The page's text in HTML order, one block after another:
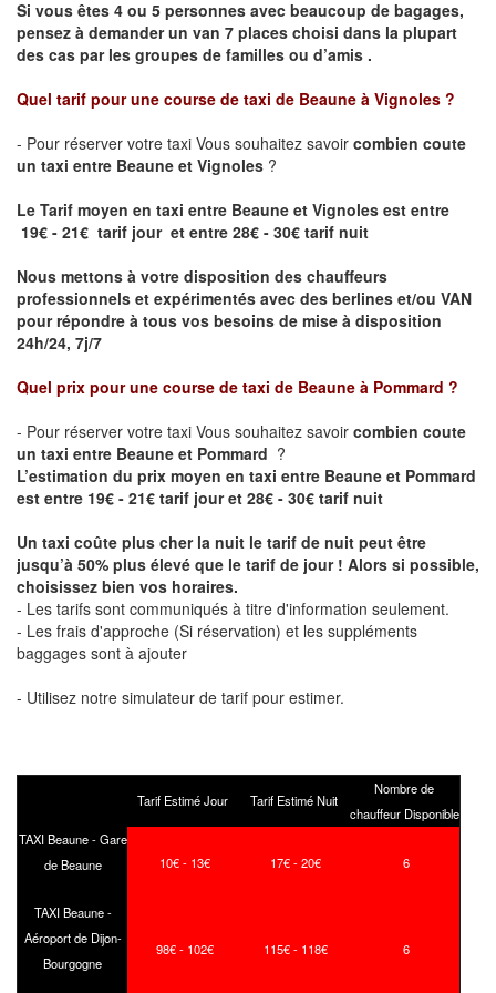
Si vous êtes 4 ou 5 personnes avec beaucoup de bagages,
pensez à demander un van 7 places choisi dans la plupart
des cas par les groupes de familles ou d’amis .
Quel tarif pour une course de taxi de Beaune à Vignoles ?
- Pour réserver votre taxi Vous souhaitez savoir combien coute
un taxi entre Beaune et Vignoles ?
Le Tarif moyen en taxi entre Beaune et Vignoles est entre
19€ - 21€ tarif jour et entre 28€ - 30€ tarif nuit
Nous mettons à votre disposition des chauffeurs
professionnels et expérimentés avec des berlines et/ou VAN
pour répondre à tous vos besoins de mise à disposition
24h/24, 7j/7
Quel prix pour une course de taxi de Beaune à Pommard ?
- Pour réserver votre taxi Vous souhaitez savoir combien coute
un taxi entre Beaune et Pommard ?
L’estimation du prix moyen en taxi entre Beaune et Pommard
est entre 19€ - 21€ tarif jour et 28€ - 30€ tarif nuit
Un taxi coûte plus cher la nuit le tarif de nuit peut être
jusqu’à 50% plus élevé que le tarif de jour ! Alors si possible,
choisissez bien vos horaires.
- Les tarifs sont communiqués à titre d'information seulement.
- Les frais d'approche (Si réservation) et les suppléments
baggages sont à ajouter
- Utilisez notre simulateur de tarif pour estimer.
Tarif Estimé Jour Tarif Estimé Nuit
Nombre de
chauffeur Disponible
TAXI Beaune - Gare
de Beaune
10€ - 13€ 17€ - 20€ 6
TAXI Beaune -
Aéroport de Dijon-
Bourgogne
98€ - 102€ 115€ - 118€ 6